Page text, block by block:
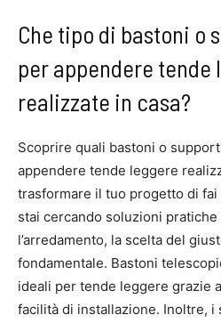
Che tipo di bastoni o
per appendere tende
realizzate in casa?
Scoprire quali bastoni o
appendere tende leggere
trasformare il tuo progetto di fai
stai cercando soluzioni
l’arredamento, la scelta del
fondamentale. Bastoni
ideali per tende leggere grazie
facilità di installazione. Inoltre, i